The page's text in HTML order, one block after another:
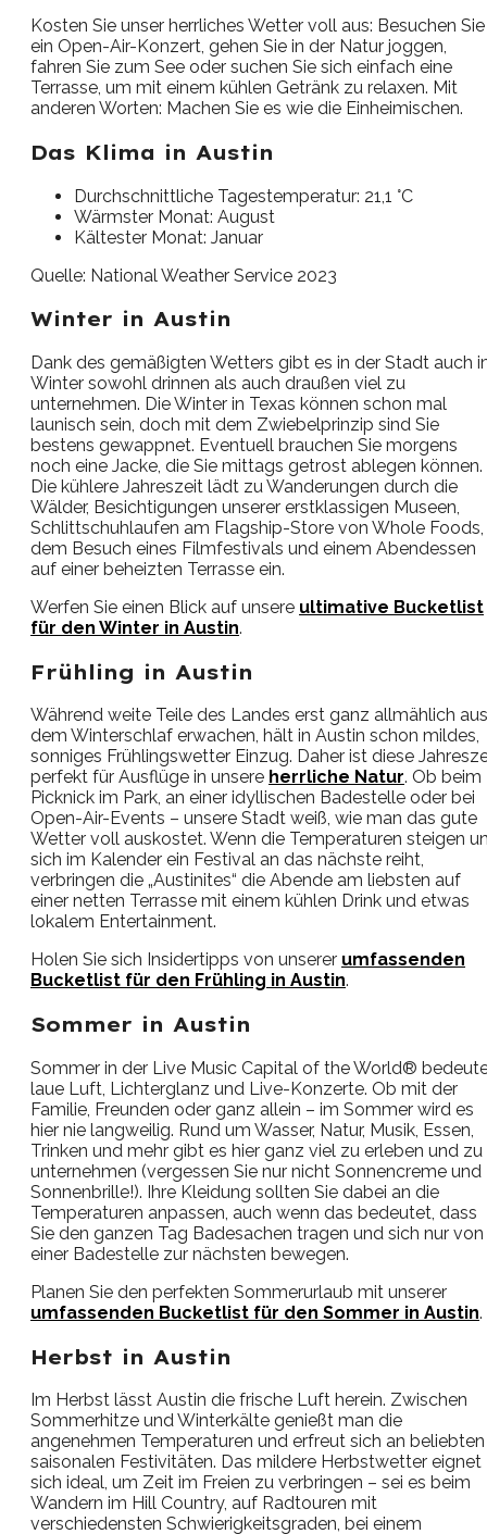
Kosten Sie unser herrliches Wetter voll aus: Besuchen Sie
ein Open-Air-Konzert, gehen Sie in der Natur joggen,
fahren Sie zum See oder suchen Sie sich einfach eine
Terrasse, um mit einem kühlen Getränk zu relaxen. Mit
anderen Worten: Machen Sie es wie die Einheimischen.
Das Klima in Austin
Durchschnittliche Tagestemperatur: 21,1 °C
Wärmster Monat: August
Kältester Monat: Januar
Quelle: National Weather Service 2023
Winter in Austin
Dank des gemäßigten Wetters gibt es in der Stadt auch
Winter sowohl drinnen als auch draußen viel zu
unternehmen. Die Winter in Texas können schon mal
launisch sein, doch mit dem Zwiebelprinzip sind Sie
bestens gewappnet. Eventuell brauchen Sie morgens
noch eine Jacke, die Sie mittags getrost ablegen können.
Die kühlere Jahreszeit lädt zu Wanderungen durch die
Wälder, Besichtigungen unserer erstklassigen Museen,
Schlittschuhlaufen am Flagship-Store von Whole Foods,
dem Besuch eines Filmfestivals und einem Abendessen
auf einer beheizten Terrasse ein.
Werfen Sie einen Blick auf unsere ultimative Bucketlist
für den Winter in Austin.
Frühling in Austin
Während weite Teile des Landes erst ganz allmählich aus
dem Winterschlaf erwachen, hält in Austin schon mildes,
sonniges Frühlingswetter Einzug. Daher ist diese
perfekt für Ausflüge in unsere herrliche Natur. Ob beim
Picknick im Park, an einer idyllischen Badestelle oder bei
Open-Air-Events – unsere Stadt weiß, wie man das gute
Wetter voll auskostet. Wenn die Temperaturen steigen
sich im Kalender ein Festival an das nächste reiht,
verbringen die „Austinites“ die Abende am liebsten auf
einer netten Terrasse mit einem kühlen Drink und etwas
lokalem Entertainment.
Holen Sie sich Insidertipps von unserer umfassenden
Bucketlist für den Frühling in Austin.
Sommer in Austin
Sommer in der Live Music Capital of the World®
laue Luft, Lichterglanz und Live-Konzerte. Ob mit der
Familie, Freunden oder ganz allein – im Sommer wird es
hier nie langweilig. Rund um Wasser, Natur, Musik, Essen,
Trinken und mehr gibt es hier ganz viel zu erleben und zu
unternehmen (vergessen Sie nur nicht Sonnencreme und
Sonnenbrille!). Ihre Kleidung sollten Sie dabei an die
Temperaturen anpassen, auch wenn das bedeutet, dass
Sie den ganzen Tag Badesachen tragen und sich nur von
einer Badestelle zur nächsten bewegen.
Planen Sie den perfekten Sommerurlaub mit unserer
umfassenden Bucketlist für den Sommer in Austin.
Herbst in Austin
Im Herbst lässt Austin die frische Luft herein. Zwischen
Sommerhitze und Winterkälte genießt man die
angenehmen Temperaturen und erfreut sich an beliebten
saisonalen Festivitäten. Das mildere Herbstwetter eignet
sich ideal, um Zeit im Freien zu verbringen – sei es beim
Wandern im Hill Country, auf Radtouren mit
verschiedensten Schwierigkeitsgraden, bei einem